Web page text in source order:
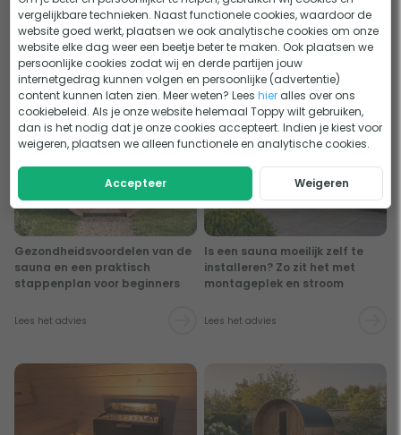
echte wellness-plek
Lees het advies
van een sauna?
Lees het advies
Gezondheidsvoordelen van de
sauna en een praktisch
stappenplan voor beginners
Lees het advies
Is een sauna moeilijk zelf te
installeren? Zo zit het met
montageplek en stroom
Lees het advies
vergelijkbare technieken. Naast functionele cookies, waardoor de
website goed werkt, plaatsen we ook analytische cookies om onze
website elke dag weer een beetje beter te maken. Ook plaatsen we
persoonlijke cookies zodat wij en derde partijen jouw
internetgedrag kunnen volgen en persoonlijke (advertentie)
content kunnen laten zien. Meer weten? Leeshier alles over ons
cookiebeleid. Als je onze website helemaal Toppy wilt gebruiken,
dan is het nodig dat je onze cookies accepteert. Indien je kiest voor
weigeren, plaatsen we alleen functionele en analytische cookies.
Accepteer Weigeren